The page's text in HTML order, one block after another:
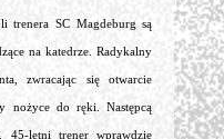
trenera SC Magdeburg są
na katedrze. Radykalny
zwracając się otwarcie
nożyce do ręki. Następcą
45-letni trener wprawdzie